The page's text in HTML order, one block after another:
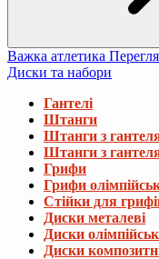
Важка атлетика
Диски та набори
Гантелі
Штанги
Штанги з
Штанги з
Грифи
Грифи
Стійки для
Диски металеві
Диски
Диски